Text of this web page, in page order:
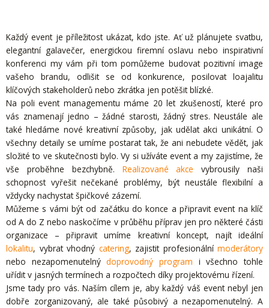
Každý event je příležitost ukázat, kdo jste. Ať už plánujete svatbu,
elegantní galavečer, energickou firemní oslavu nebo inspirativní
konferenci my vám při tom pomůžeme budovat pozitivní image
vašeho brandu, odlišit se od konkurence, posilovat loajalitu
klíčových stakeholderů nebo zkrátka jen potěšit blízké.
Na poli event managementu máme 20 let zkušeností, které pro
vás znamenají jedno – žádné starosti, žádný stres. Neustále ale
také hledáme nové kreativní způsoby, jak udělat akci unikátní. O
všechny detaily se umíme postarat tak, že ani nebudete vědět, jak
složité to ve skutečnosti bylo. Vy si užíváte event a my zajistíme, že
vše proběhne bezchybně. Realizované akce vybrousily naši
schopnost vyřešit nečekané problémy, být neustále flexibilní a
vždycky nachystat špičkové zázemí.
Můžeme s vámi být od začátku do konce a připravit event na klíč
od A do Z nebo naskočíme v průběhu příprav jen pro některé části
organizace – připravit umíme kreativní koncept, najít ideální
lokalitu, vybrat vhodný catering, zajistit profesionální moderátory
nebo nezapomenutelnýdoprovodný program i všechno tohle
uřídit v jasných termínech a rozpočtech díky projektovému řízení.
Jsme tady pro vás. Naším cílem je, aby každý váš event nebyl jen
dobře zorganizovaný, ale také působivý a nezapomenutelný. A